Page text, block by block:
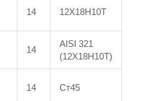
14 12Х18Н10Т
14
AISI 321
(12Х18Н10Т)
14 Ст45